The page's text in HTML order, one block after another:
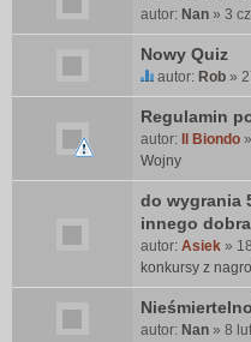
autor: Nan » 3
Nowy Quiz
T
e
n
t
e
m
a
t
z
a
w
i
autor: Rob »
Regulamin
autor: Il Biondo
Wojny
do wygrania
innego dobra
autor: Asiek »
konkursy z
autor: Nan » 8